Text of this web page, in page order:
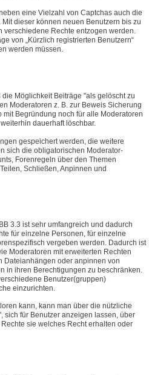
eine Vielzahl von Captchas auch die
dieser können neuen Benutzern bis zu
verschiedene Rechte entzogen werden.
von „Kürzlich registrierten Benutzern“
werden müssen.
Möglichkeit Beiträge "als gelöscht zu
Moderatoren z. B. zur Beweis Sicherung
Begründung noch für alle Moderatoren
dauerhaft löschbar.
gespeichert werden, die weitere
sich die obligatorischen Moderator-
Forenregeln über den Themen
Schließen, Anpinnen und
3.3 ist sehr umfangreich und dadurch
für einzelne Personen, für einzelne
vergeben werden. Dadurch ist
Moderatoren mit erweiterten Rechten
Dateianhängen oder anpinnen von
in ihren Berechtigungen zu beschränken.
Benutzer(gruppen)
einzurichten.
kann, kann man über die nützliche
sich für Benutzer anzeigen lassen, über
sie welches Recht erhalten oder